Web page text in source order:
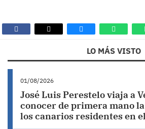
LO MÁS VISTO
01/08/2026
José Luis Perestelo viaja a
conocer de primera mano
los canarios residentes en